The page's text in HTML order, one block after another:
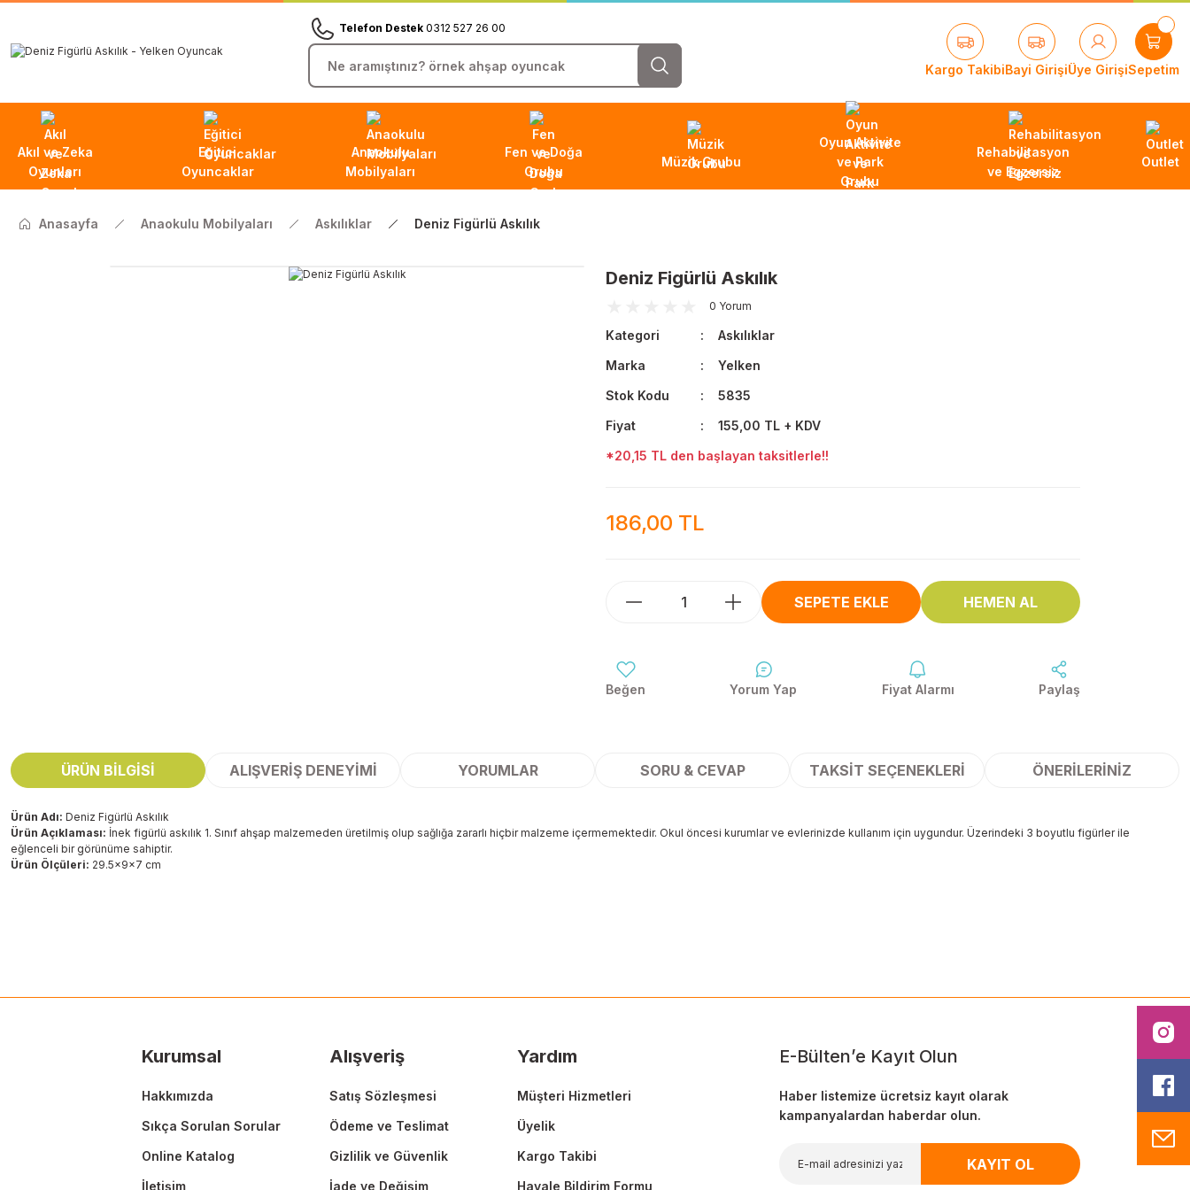
Telefon Destek 0312 527 26 00
Kargo TakibiBayi GirişiÜye GirişiSepetim
Akıl ve Zeka
Oyunları
Eğitici
Oyuncaklar
Anaokulu
Mobilyaları
Fen ve Doğa
Grubu
Müzik Grubu
Oyun Aktivite
ve Park
Grubu
Rehabilitasyon
ve Egzersiz
Outlet
Anasayfa Anaokulu Mobilyaları Askılıklar Deniz Figürlü Askılık
Deniz Figürlü Askılık
0 Yorum
Kategori
Askılıklar
Marka
Yelken
Stok Kodu
5835
Fiyat
155,00 TL + KDV
*20,15 TL den başlayan taksitlerle!!
186,00 TL
SEPETE EKLE HEMEN AL
Yorum Yap Fiyat Alarmı Paylaş
ÜRÜN BILGISI ALIŞVERIŞ DENEYIMI YORUMLAR SORU & CEVAP TAKSIT SEÇENEKLERI ÖNERILERINIZ
Ürün Adı: Deniz Figürlü Askılık
Ürün Açıklaması: İnek figürlü askılık 1. Sınıf ahşap malzemeden üretilmiş olup sağlığa zararlı hiçbir malzeme içermemektedir. Okul öncesi kurumlar ve evlerinizde kullanım için uygundur. Üzerindeki 3 boyutlu figürler ile
eğlenceli bir görünüme sahiptir.
Ürün Ölçüleri: 29.5x9x7 cm
Bu ürüne benzer farklı alternatifler olmalı.
Gönder
Kurumsal
Hakkımızda
Sıkça Sorulan Sorular
Online Katalog
İletişim
Alışveriş
Satış Sözleşmesi
Ödeme ve Teslimat
Gizlilik ve Güvenlik
İade ve Değişim
Yardım
Müşteri Hizmetleri
Üyelik
Kargo Takibi
Havale Bildirim Formu
E-Bülten’e Kayıt Olun
Haber listemize ücretsiz kayıt olarak
kampanyalardan haberdar olun.
KAYIT OL